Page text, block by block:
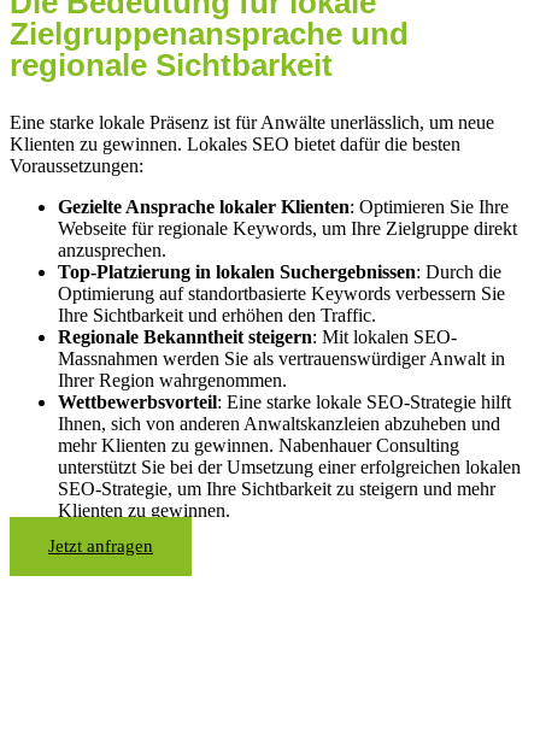
Zielgruppenansprache und
regionale Sichtbarkeit
Eine starke lokale Präsenz ist für Anwälte unerlässlich, um neue
Klienten zu gewinnen. Lokales SEO bietet dafür die besten
Voraussetzungen:
Gezielte Ansprache lokaler Klienten: Optimieren Sie Ihre
Webseite für regionale Keywords, um Ihre Zielgruppe direkt
anzusprechen.
Top-Platzierung in lokalen Suchergebnissen: Durch die
Optimierung auf standortbasierte Keywords verbessern Sie
Ihre Sichtbarkeit und erhöhen den Traffic.
Regionale Bekanntheit steigern: Mit lokalen SEO-
Massnahmen werden Sie als vertrauenswürdiger Anwalt in
Ihrer Region wahrgenommen.
Wettbewerbsvorteil: Eine starke lokale SEO-Strategie hilft
Ihnen, sich von anderen Anwaltskanzleien abzuheben und
mehr Klienten zu gewinnen. Nabenhauer Consulting
unterstützt Sie bei der Umsetzung einer erfolgreichen lokalen
SEO-Strategie, um Ihre Sichtbarkeit zu steigern und mehr
Klienten zu gewinnen.
Jetzt anfragen